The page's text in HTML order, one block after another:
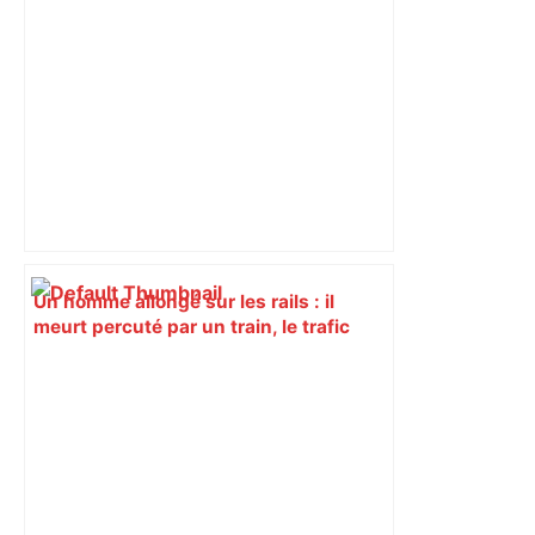
Un homme allongé sur les rails : il
meurt percuté par un train, le trafic